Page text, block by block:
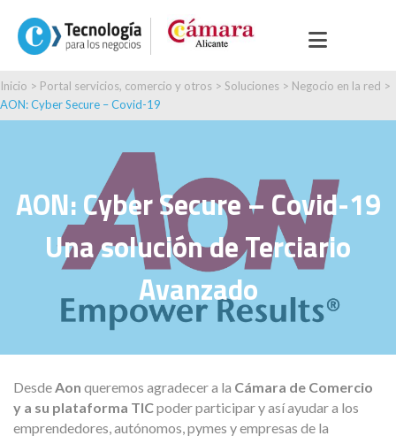
Inicio > Portal servicios, comercio y otros > Soluciones > Negocio en la red >
AON: Cyber Secure – Covid-19
AON: Cyber Secure – Covid-19
Una solución de Terciario
Avanzado
DesdeAon queremos agradecer a la Cámara de Comercio
y a su plataforma TICpoder participar y así ayudar a los
emprendedores, autónomos, pymes y empresas de la